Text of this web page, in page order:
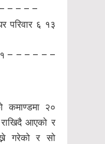
– – – – –
परिवार ६ १३
१ – – – – – –
कमाण्डमा २०
आएको र
गरेको र सो